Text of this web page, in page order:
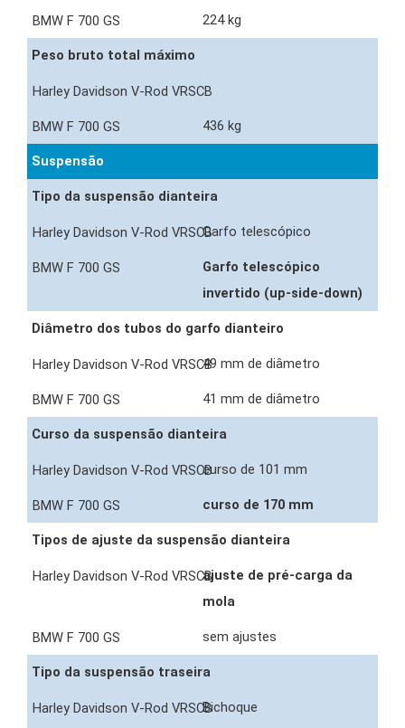
224 kg
Peso bruto total máximo
436 kg
Suspensão
Tipo da suspensão dianteira
Garfo telescópico
Garfo telescópico
invertido (up-side-down)
Diâmetro dos tubos do garfo dianteiro
49 mm de diâmetro
41 mm de diâmetro
Curso da suspensão dianteira
curso de 101 mm
curso de 170 mm
Tipos de ajuste da suspensão dianteira
ajuste de pré-carga da
mola
sem ajustes
Tipo da suspensão traseira
Bichoque